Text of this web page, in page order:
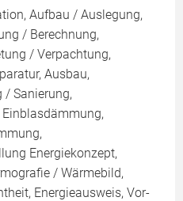
Aufbau / Auslegung,
/ Berechnung,
/ Verpachtung,
Ausbau,
/ Sanierung,
Energiekonzept,
/ Wärmebild,
Energieausweis, Vor-